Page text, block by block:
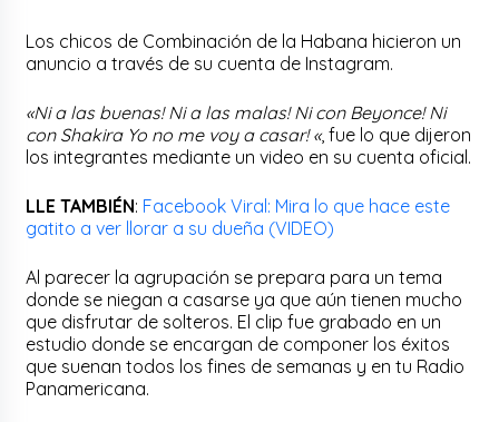
Los chicos de Combinación de la Habana hicieron un
anuncio a través de su cuenta de Instagram.
«Ni a las buenas! Ni a las malas! Ni con Beyonce! Ni
con Shakira Yo no me voy a casar! «, fue lo que dijeron
los integrantes mediante un video en su cuenta oficial.
LLE TAMBIÉN: Facebook Viral: Mira lo que hace este
gatito a ver llorar a su dueña (VIDEO)
Al parecer la agrupación se prepara para un tema
donde se niegan a casarse ya que aún tienen mucho
que disfrutar de solteros. El clip fue grabado en un
estudio donde se encargan de componer los éxitos
que suenan todos los fines de semanas y en tu Radio
Panamericana.